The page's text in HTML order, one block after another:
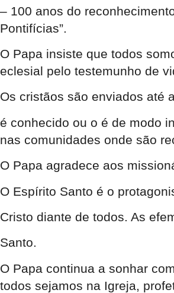
– 100 anos do
Pontifícias”.
O Papa insiste que todos
eclesial pelo testemunho de
Os cristãos são enviados até
é conhecido ou o é de modo
nas comunidades onde são
O Papa agradece aos
O Espírito Santo é o
Cristo diante de todos. As
Santo.
O Papa continua a sonhar
todos sejamos na Igreja,